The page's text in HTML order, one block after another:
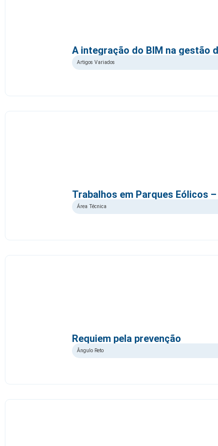
A integração do BIM na gestão
Artigos Variados
Trabalhos em Parques Eólicos
Área Técnica
Requiem pela prevenção
Ângulo Reto